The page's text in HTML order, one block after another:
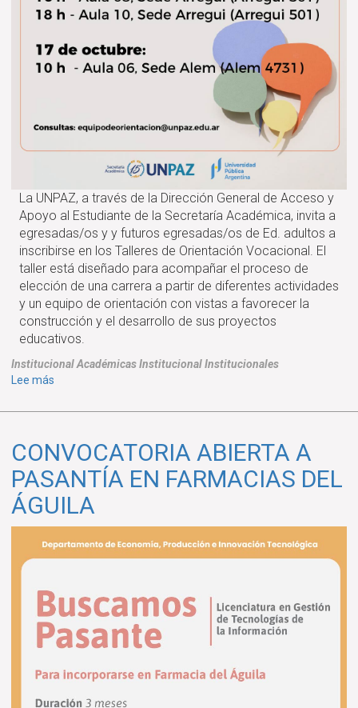
La UNPAZ, a través de la Dirección General de Acceso y
Apoyo al Estudiante de la Secretaría Académica, invita a
egresadas/os y y futuros egresadas/os de Ed. adultos a
inscribirse en los Talleres de Orientación Vocacional. El
taller está diseñado para acompañar el proceso de
elección de una carrera a partir de diferentes actividades
y un equipo de orientación con vistas a favorecer la
construcción y el desarrollo de sus proyectos
educativos.
InstitucionalAcadémicasInstitucionalInstitucionales
Lee más
de
Vocacional
CONVOCATORIA ABIERTA A
PASANTÍA EN FARMACIAS DEL
ÁGUILA